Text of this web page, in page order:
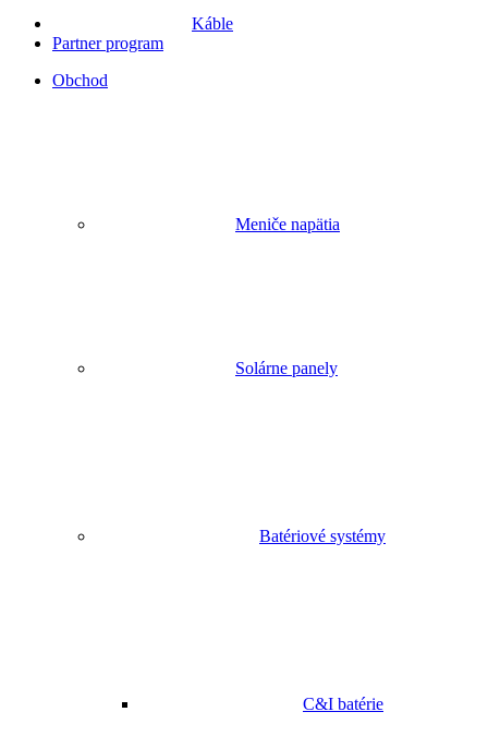
Káble
Partner program
Obchod
Meniče napätia
Solárne panely
Batériové systémy
C&I batérie